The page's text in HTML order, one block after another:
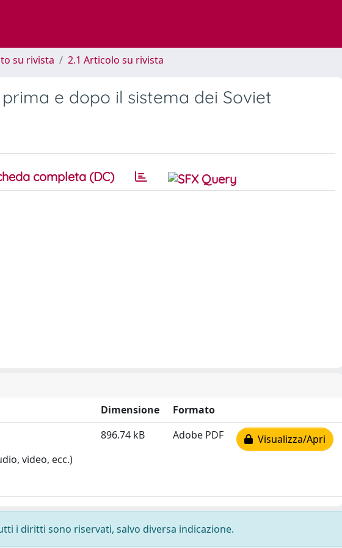
su rivista 2.1 Articolo su rivista
e dopo il sistema dei Soviet
completa (DC)
Dimensione
Formato
video, ecc.)
896.74 kB Adobe PDF Visualizza/Apri
i diritti sono riservati, salvo diversa indicazione.